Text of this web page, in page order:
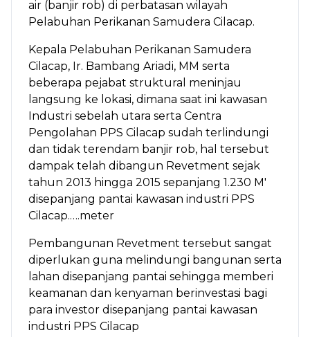
air (banjir rob) di perbatasan wilayah
Pelabuhan Perikanan Samudera Cilacap.
Kepala Pelabuhan Perikanan Samudera
Cilacap, Ir. Bambang Ariadi, MM serta
beberapa pejabat struktural meninjau
langsung ke lokasi, dimana saat ini kawasan
Industri sebelah utara serta Centra
Pengolahan PPS Cilacap sudah terlindungi
dan tidak terendam banjir rob, hal tersebut
dampak telah dibangun Revetment sejak
tahun 2013 hingga 2015 sepanjang 1.230 M'
disepanjang pantai kawasan industri PPS
Cilacap.….meter
Pembangunan Revetment tersebut sangat
diperlukan guna melindungi bangunan serta
lahan disepanjang pantai sehingga memberi
keamanan dan kenyaman berinvestasi bagi
para investor disepanjang pantai kawasan
industri PPS Cilacap